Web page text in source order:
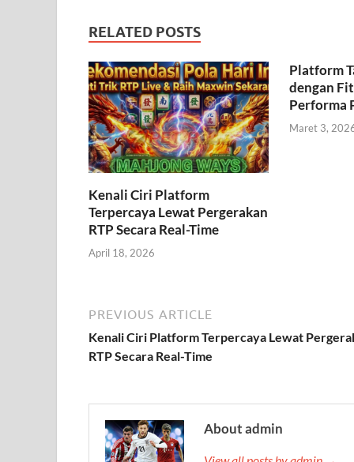
RELATED POSTS
Kenali Ciri Platform
Terpercaya Lewat Pergerakan
RTP Secara Real-Time
April 18, 2026
Platform
dengan
Performa
Maret 3,
PREVIOUS ARTICLE
Kenali Ciri Platform Terpercaya Lewat
RTP Secara Real-Time
About admin